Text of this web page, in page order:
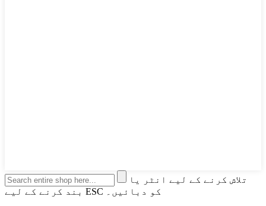
تلاش کرنے کے لیے انٹر یا
بند کرنے کے لیے ESC کو دبائیں۔